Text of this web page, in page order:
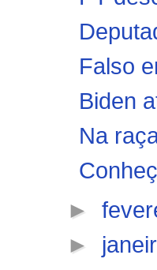
Falso
Biden
Na
►
►